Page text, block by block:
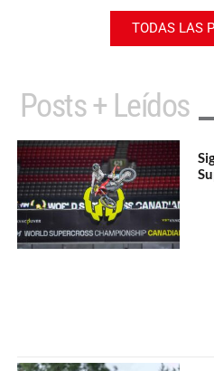
TODAS LAS
Posts + Leídos